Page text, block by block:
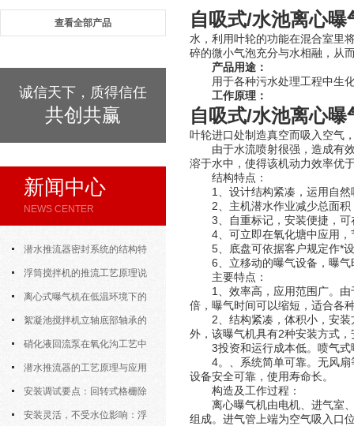
查看全部产品
诚信天下，质得信任
共创共赢
新闻中心
NEWS CENTER
潜水推流器密封系统的结构特
点与渗漏故障处理
浮筒搅拌机的推流工艺原理说
明 离心式曝气机在低温环境下的
运行特性与防冻措施
絮凝池搅拌机立轴底部轴承的
密封防水与免维护设计
硝化液回流泵在氧化沟工艺中
的布置位置对回流效果的影响
潜水推流器的工艺原理与应用
逻辑安装调试要点：回转式格栅除
污机的土建配合要求与水平度校准
安装灵活，不受水位影响：浮
自吸式/水池离心曝
水，利用叶轮的功能在混合室里
碎的微小气泡充分与水相融，从
产品用途：
用于各种污水处理工程中生化
工作原理：
自吸式/水池离心曝
叶轮进口处制造真空而吸入空气
由于水流喷射很强，造成有效
溶于水中，使得该机动力效率优
结构特点：
1、设计结构紧凑，运用自然
2、主机潜水作业减少总面积
3、自重标记，安装便捷，可
4、可立即在氧化塘中应用，
5、底盘可依据客户规定作*
6、立移动的曝气设备，曝气
主要特点：
1、效率高，应用范围广。由
倍，曝气时间可以缩短，适合各
2、结构紧凑，体积小，安装
外，该曝气机具有2种安装方式
3投资和运行成本低。喷气式
4。、系统简单可靠。无风扇
设备安全可靠，使用寿命长。
构造及工作过程：
离心曝气机由电机、进气室、
组成。进气管上端为空气吸入口